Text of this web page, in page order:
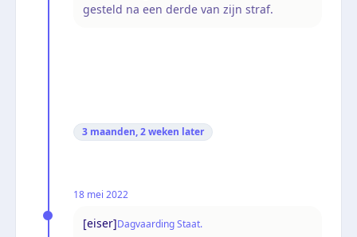
gesteld na een derde van zijn straf.
3 maanden, 2 weken later
18 mei 2022
[eiser]Dagvaarding Staat.